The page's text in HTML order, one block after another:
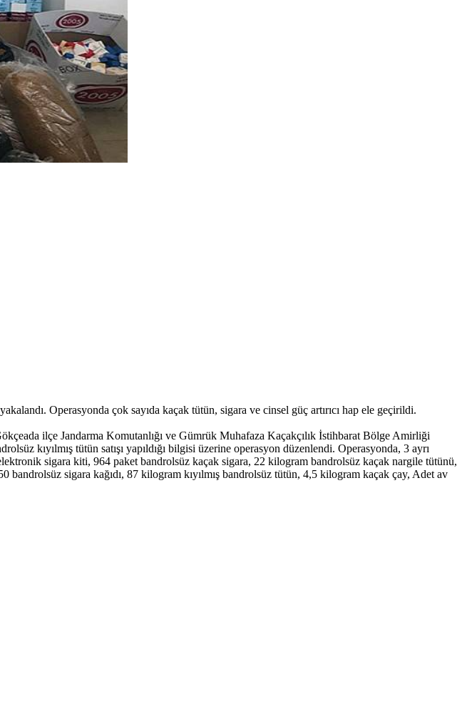
Operasyonda çok sayıda kaçak tütün, sigara ve cinsel güç artırıcı hap ele geçirildi.
ilçe Jandarma Komutanlığı ve Gümrük Muhafaza Kaçakçılık İstihbarat Bölge Amirliği
kıyılmış tütün satışı yapıldığı bilgisi üzerine operasyon düzenlendi. Operasyonda, 3 ayrı
sigara kiti, 964 paket bandrolsüz kaçak sigara, 22 kilogram bandrolsüz kaçak nargile tütünü,
sigara kağıdı, 87 kilogram kıyılmış bandrolsüz tütün, 4,5 kilogram kaçak çay, Adet av